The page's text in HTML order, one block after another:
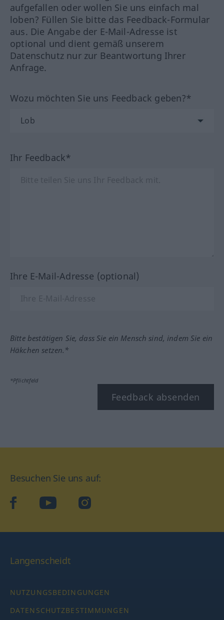
aufgefallen oder wollen Sie uns einfach mal
loben? Füllen Sie bitte das Feedback-Formular
aus. Die Angabe der E-Mail-Adresse ist
optional und dient gemäß unserem
Datenschutz nur zur Beantwortung Ihrer
Anfrage.
Wozu möchten Sie uns Feedback geben?*
Ihr Feedback*
Ihre E-Mail-Adresse (optional)
Bitte bestätigen Sie, dass Sie ein Mensch sind, indem Sie ein
Häkchen setzen.*
*Pflichtfeld
Feedback absenden
Besuchen Sie uns auf:
facebookYouTube Instagram
Langenscheidt
NUTZUNGSBEDINGUNGEN
DATENSCHUTZBESTIMMUNGEN